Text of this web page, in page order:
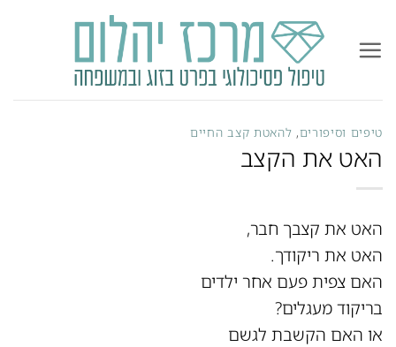
טיפים וסיפורים, להאטת קצב החיים
האט את הקצב
האט את קצבך חבר,
האט את ריקודך.
האם צפית פעם אחר ילדים
בריקוד מעגלים?
או האם הקשבת לגשם